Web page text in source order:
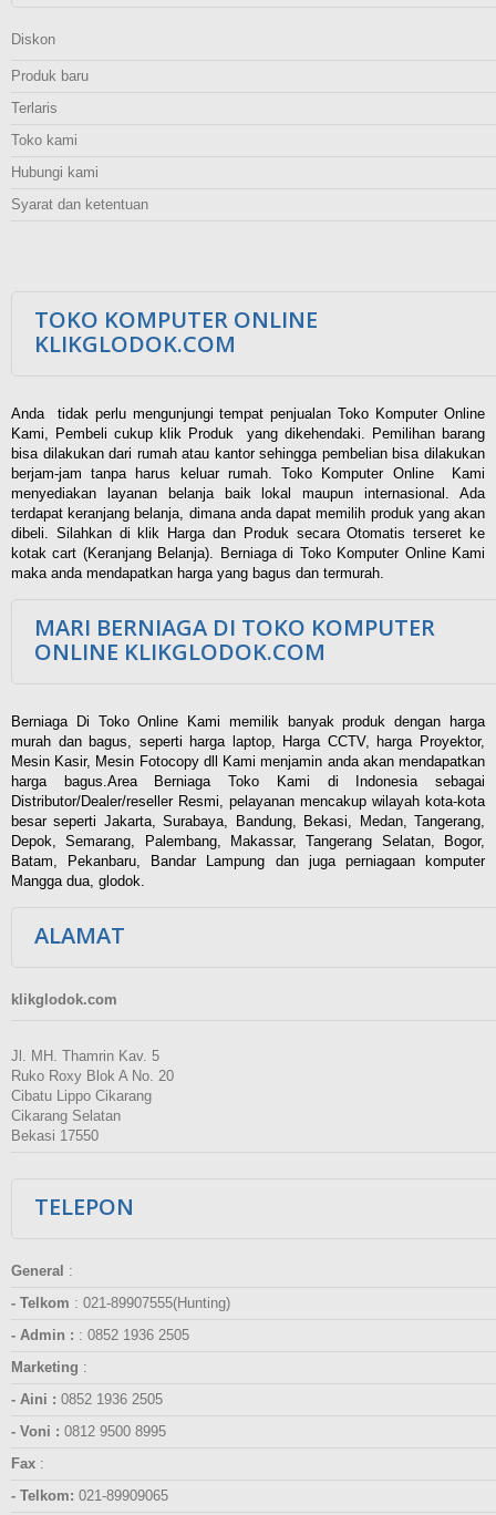
Diskon
Produk baru
Terlaris
Toko kami
Hubungi kami
Syarat dan ketentuan
TOKO KOMPUTER ONLINE
KLIKGLODOK.COM
Anda tidak perlu mengunjungi tempat penjualan Toko Komputer Online
Kami, Pembeli cukup klik Produk yang dikehendaki. Pemilihan barang
bisa dilakukan dari rumah atau kantor sehingga pembelian bisa dilakukan
berjam-jam tanpa harus keluar rumah. Toko Komputer Online Kami
menyediakan layanan belanja baik lokal maupun internasional. Ada
terdapat keranjang belanja, dimana anda dapat memilih produk yang akan
dibeli. Silahkan di klik Harga dan Produk secara Otomatis terseret ke
kotak cart (Keranjang Belanja). Berniaga di Toko Komputer Online Kami
maka anda mendapatkan harga yang bagus dan termurah.
MARI BERNIAGA DI TOKO KOMPUTER
ONLINE KLIKGLODOK.COM
Berniaga Di Toko Online Kami memilik banyak produk dengan harga
murah dan bagus, seperti harga laptop, Harga CCTV, harga Proyektor,
Mesin Kasir, Mesin Fotocopy dll Kami menjamin anda akan mendapatkan
harga bagus.Area Berniaga Toko Kami di Indonesia sebagai
Distributor/Dealer/reseller Resmi, pelayanan mencakup wilayah kota-kota
besar seperti Jakarta, Surabaya, Bandung, Bekasi, Medan, Tangerang,
Depok, Semarang, Palembang, Makassar, Tangerang Selatan, Bogor,
Batam, Pekanbaru, Bandar Lampung dan juga perniagaan komputer
Mangga dua, glodok.
ALAMAT
klikglodok.com
Jl. MH. Thamrin Kav. 5
Ruko Roxy Blok A No. 20
Cibatu Lippo Cikarang
Cikarang Selatan
Bekasi 17550
TELEPON
General :
- Telkom : 021-89907555(Hunting)
- Admin : : 0852 1936 2505
Marketing :
- Aini : 0852 1936 2505
- Voni : 0812 9500 8995
Fax :
- Telkom: 021-89909065